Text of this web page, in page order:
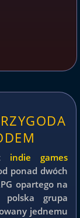
indie games
ponad dwóch
opartego na
grupa
jednemu